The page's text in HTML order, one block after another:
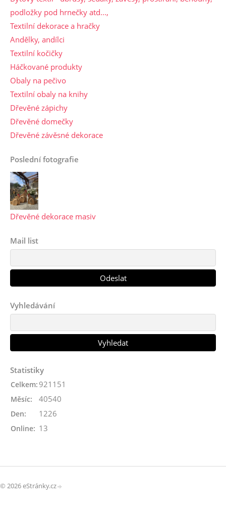
podložky pod hrnečky atd...,
Textilní dekorace a hračky
Andělky, andílci
Textilní kočičky
Háčkované produkty
Obaly na pečivo
Textilní obaly na knihy
Dřevěné zápichy
Dřevěné domečky
Dřevěné závěsné dekorace
Poslední fotografie
Dřevěné dekorace masiv
Mail list
Vyhledávání
Statistiky
Online: 13
Celkem: 921151
Měsíc: 40540
Den: 1226
© 2026 eStránky.cz